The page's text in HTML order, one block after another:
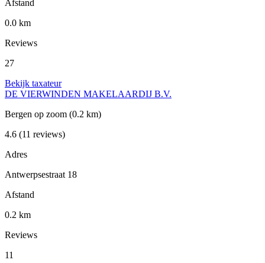
Afstand
0.0 km
Reviews
27
Bekijk taxateur
DE VIERWINDEN MAKELAARDIJ B.V.
Bergen op zoom (0.2 km)
4.6 (11 reviews)
Adres
Antwerpsestraat 18
Afstand
0.2 km
Reviews
11